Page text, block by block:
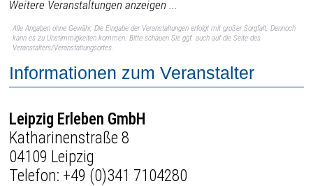
Weitere Veranstaltungen anzeigen ...
Alle Angaben ohne Gewähr. Die Eingabe der Veranstaltungen erfolgt mit großer Sorgfalt. Dennoch
kann es zu Unstimmigkeiten kommen. Bitte schauen Sie ggf. auch auf die Seite des
Veranstalters/Veranstaltungsortes.
Informationen zum Veranstalter
Leipzig Erleben GmbH
Katharinenstraße 8
04109 Leipzig
Telefon: +49 (0)341 7104280